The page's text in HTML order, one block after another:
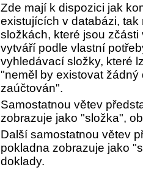
Zde mají k dispozici jak
existujících v databázi,
složkách, které jsou
vytváří podle vlastní
vyhledávací složky, které
"neměl by existovat
zaúčtován".
Samostatnou větev
zobrazuje jako "složka",
Další samostatnou větev
pokladna zobrazuje jako
doklady.